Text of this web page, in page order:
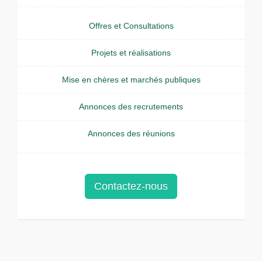
Offres et Consultations
Projets et réalisations
Mise en chères et marchés publiques
Annonces des recrutements
Annonces des réunions
Contactez-nous